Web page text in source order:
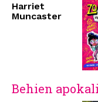
Harriet
Muncaster
Behien